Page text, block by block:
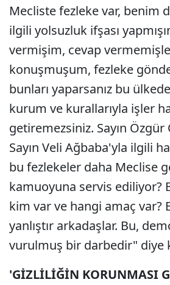
Mecliste fezleke var, benim
ilgili yolsuzluk ifşası
vermişim, cevap
konuşmuşum, fezleke
bunları yaparsanız bu
kurum ve kurallarıyla işler
getiremezsiniz. Sayın
Sayın Veli Ağbaba'yla ilgili
bu fezlekeler daha Meclise
kamuoyuna servis ediliyor?
kim var ve hangi amaç var?
yanlıştır arkadaşlar. Bu,
vurulmuş bir darbedir" diye
'GİZLİLİĞİN KORUNMASI